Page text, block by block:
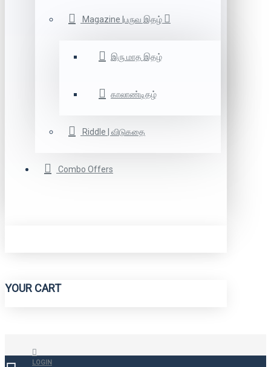
Magazine |பருவ இதழ்
இரு மாத இதழ்
காலாண்டிதழ்
Riddle | விடுகதை
Combo Offers
YOUR CART
LOGIN